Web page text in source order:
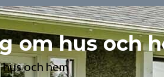
om hus och
och hem